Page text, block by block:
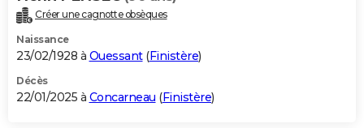
Créer une cagnotte obsèques
Naissance
23/02/1928 à Ouessant(Finistère)
Décès
22/01/2025 à Concarneau (Finistère)